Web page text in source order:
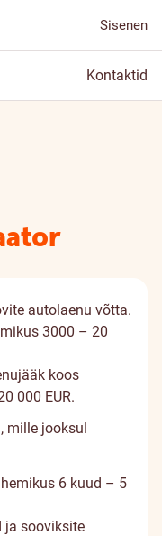
Sisenen
Kontaktid
autolaenu võtta.
3000 – 20
koos
000 EUR.
mille jooksul
6 kuud – 5
ja sooviksite